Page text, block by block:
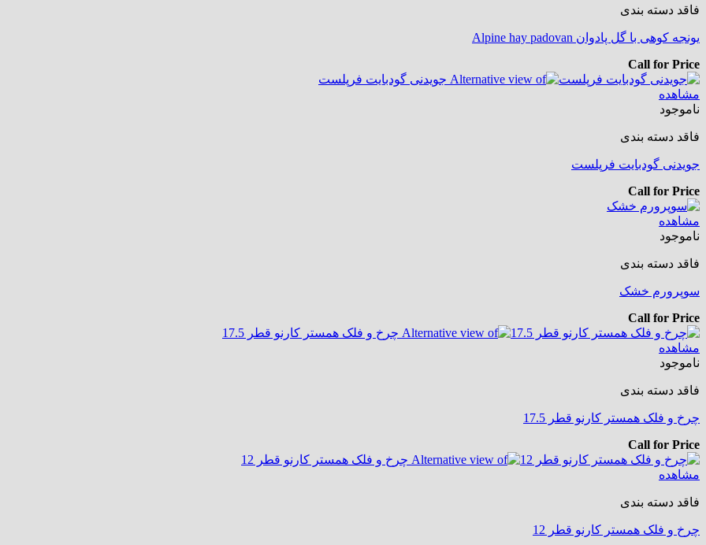
فاقد دسته بندی
یونجه کوهی با گل پادوان Alpine hay padovan
Call for Price
مشاهده
ناموجود
فاقد دسته بندی
جویدنی گودبایت فرپلست
Call for Price
مشاهده
ناموجود
فاقد دسته بندی
سوپرورم خشک
Call for Price
مشاهده
ناموجود
فاقد دسته بندی
چرخ و فلک همستر کارنو قطر 17.5
Call for Price
مشاهده
فاقد دسته بندی
چرخ و فلک همستر کارنو قطر 12